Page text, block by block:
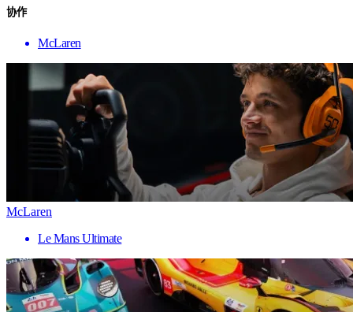
协作
McLaren
McLaren
Le Mans Ultimate